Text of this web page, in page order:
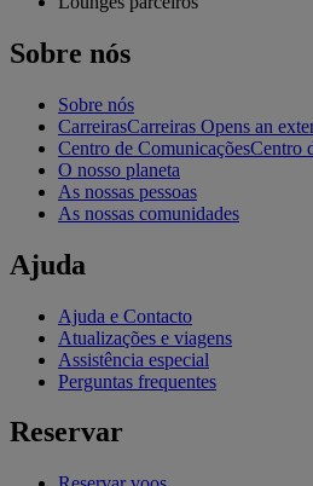
Sobre nós
Sobre nós
CarreirasCarreiras Opens an
Centro de ComunicaçõesCentro
O nosso planeta
As nossas pessoas
As nossas comunidades
Ajuda
Ajuda e Contacto
Atualizações e viagens
Assistência especial
Perguntas frequentes
Reservar